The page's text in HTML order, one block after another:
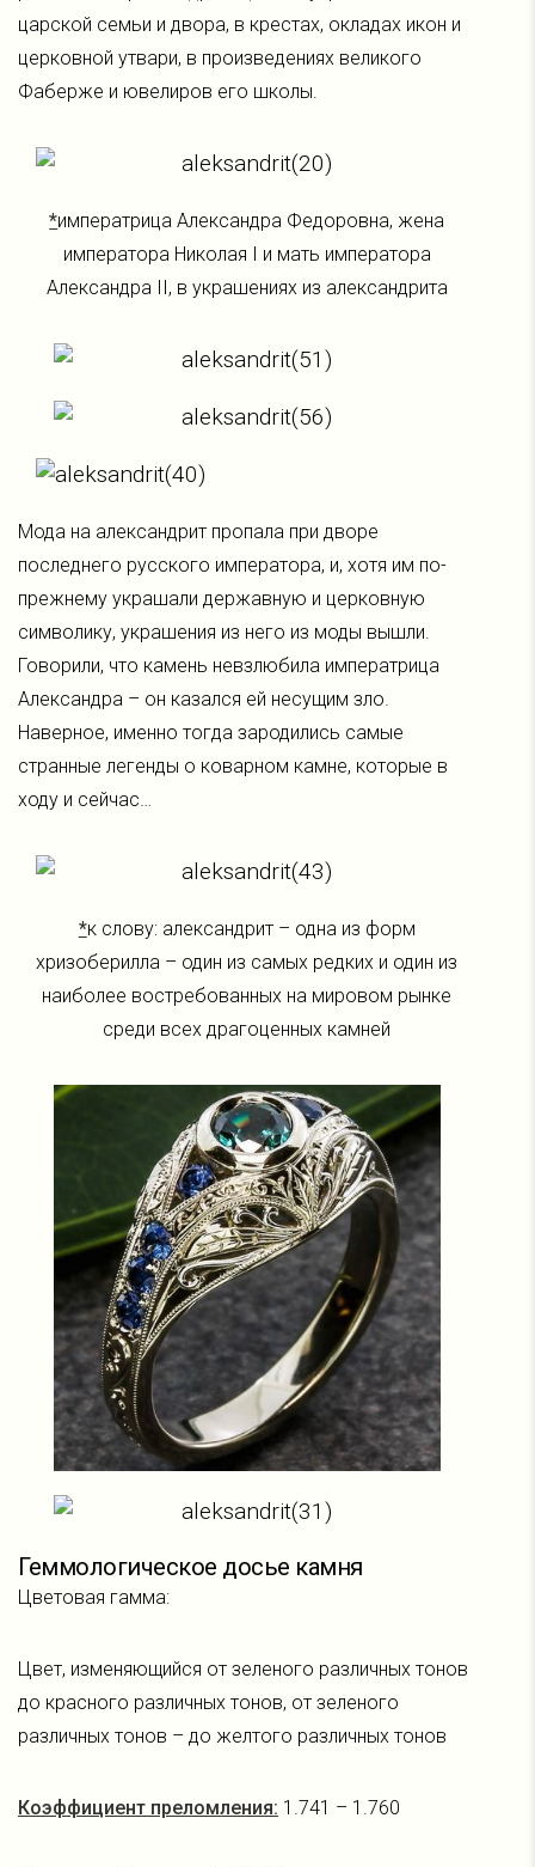
царской семьи и двора, в крестах, окладах икон и
церковной утвари, в произведениях великого
Фаберже и ювелиров его школы.
*императрица Александра Федоровна, жена
императора Николая I и мать императора
Александра II, в украшениях из александрита
Мода на александрит пропала при дворе
последнего русского императора, и, хотя им по-
прежнему украшали державную и церковную
символику, украшения из него из моды вышли.
Говорили, что камень невзлюбила императрица
Александра – он казался ей несущим зло.
Наверное, именно тогда зародились самые
странные легенды о коварном камне, которые в
ходу и сейчас…
*к слову: александрит – одна из форм
хризоберилла – один из самых редких и один из
наиболее востребованных на мировом рынке
среди всех драгоценных камней
Геммологическое досье камня
Цветовая гамма:
Цвет, изменяющийся от зеленого различных тонов
до красного различных тонов, от зеленого
различных тонов – до желтого различных тонов
Коэффициент преломления: 1.741 – 1.760